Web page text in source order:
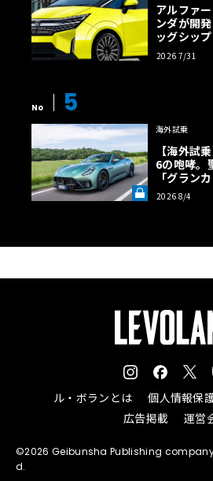
アルファ
ンダが開
ッグシッ
超の勝算【
2026 7/31
No 5
海外試乗
【海外試
6の咆哮。
「グラン
ロフェオ3
LANT LAB》
2026 8/4
ル・ボランとは 個人情報保
広告掲載
運営
©2026 Geibunsha Publishing
d.